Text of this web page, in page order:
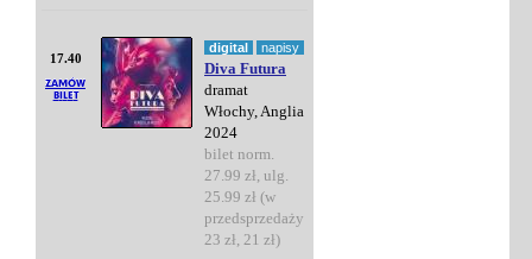
17.40
digital napisy
Diva Futura
dramat
Włochy, Anglia
2024
bilet norm.
27.99 zł, ulg.
25.99 zł (w
przedsprzedaży
23 zł, 21 zł)